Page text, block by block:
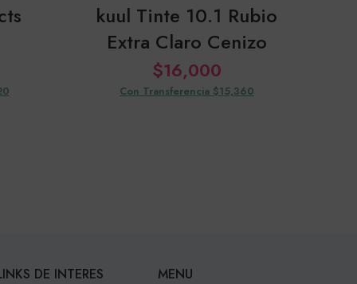
kuul Tinte 10.1 Rubio
Extra Claro Cenizo
$16,000
Con Transferencia $15,360
DE INTERES MENU